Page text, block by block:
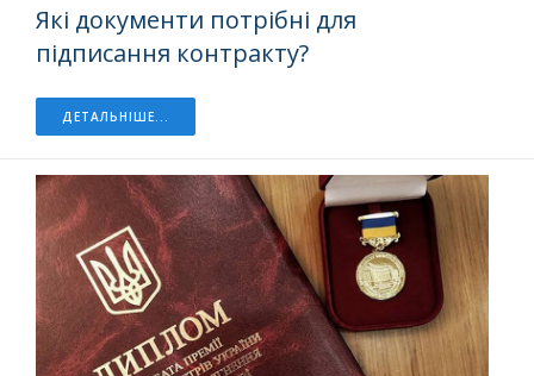
Які документи потрібні для
підписання контракту?
ДЕТАЛЬНІШЕ...